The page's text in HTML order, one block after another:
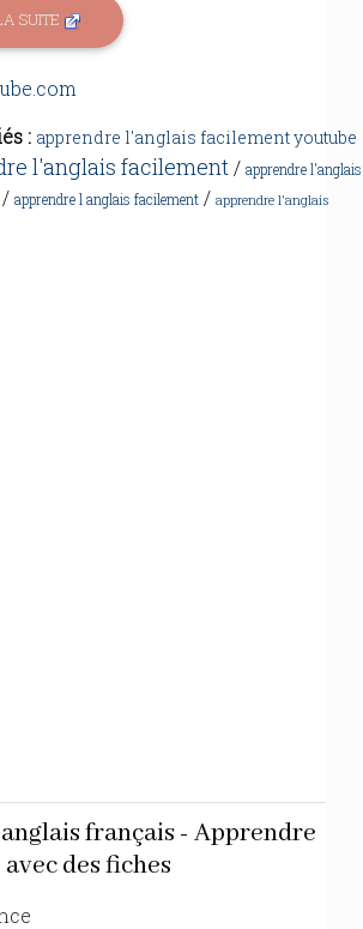
SUITE
: apprendre l'anglais facilement youtube
l'anglais facilement/ apprendre l'anglais
/ apprendre l anglais facilement / apprendre l'anglais
français - Apprendre
des fiches